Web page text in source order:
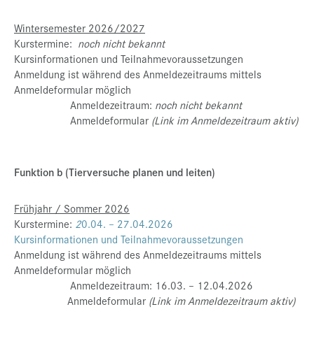
Wintersemester 2026/2027
Kurstermine: noch nicht bekannt
Kursinformationen und Teilnahmevoraussetzungen
Anmeldung ist während des Anmeldezeitraums mittels
Anmeldeformular möglich
Anmeldezeitraum: noch nicht bekannt
Anmeldeformular (Link im Anmeldezeitraum aktiv)
Funktion b (Tierversuche planen und leiten)
Frühjahr / Sommer 2026
Kurstermine: 20.04. – 27.04.2026
Kursinformationen und Teilnahmevoraussetzungen
Anmeldung ist während des Anmeldezeitraums mittels
Anmeldeformular möglich
Anmeldezeitraum: 16.03. – 12.04.2026
Anmeldeformular (Link im Anmeldezeitraum aktiv)